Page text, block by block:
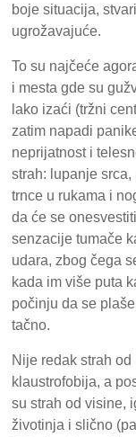
boje situacija,
ugrožavajuće.
To su najčeće
i mesta gde su
lako izaći (tržni
zatim napadi
neprijatnost i
strah: lupanje
trnce u rukama i
da će se
senzacije tumače
udara, zbog čega
kada im više puta
počinju da se
tačno.
Nije redak strah
klaustrofobija, a
su strah od visine,
životinja i slično